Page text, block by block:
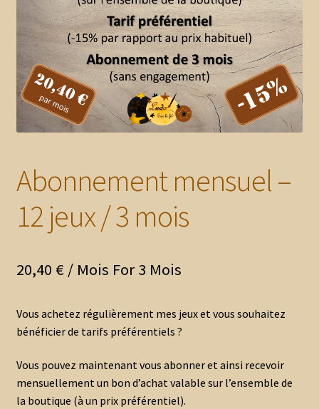
enfant
le
menu
enfant
Blog
Mon compte client
Nous contacter
Abonnement mensuel –
12 jeux / 3 mois
20,40 €/ Mois For 3 Mois
Vous achetez régulièrement mes jeux et vous souhaitez
bénéficier de tarifs préférentiels ?
Vous pouvez maintenant vous abonner et ainsi recevoir
mensuellement un bon d’achat valable sur l’ensemble de
la boutique (à un prix préférentiel).